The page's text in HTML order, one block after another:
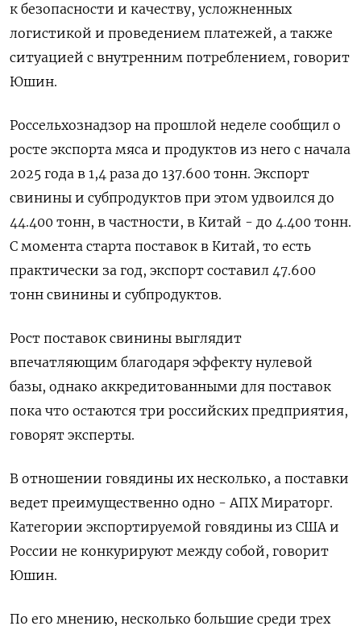
к безопасности и качеству, усложненных
логистикой и проведением платежей, а также
ситуацией с внутренним потреблением, говорит
Юшин.
Россельхознадзор на прошлой неделе сообщил о
росте экспорта мяса и продуктов из него с начала
2025 года в 1,4 раза до 137.600 тонн. Экспорт
свинины и субпродуктов при этом удвоился до
44.400 тонн, в частности, в Китай - до 4.400 тонн.
С момента старта поставок в Китай, то есть
практически за год, экспорт составил 47.600
тонн свинины и субпродуктов.
Рост поставок свинины выглядит
впечатляющим благодаря эффекту нулевой
базы, однако аккредитованными для поставок
пока что остаются три российских предприятия,
говорят эксперты.
В отношении говядины их несколько, а поставки
ведет преимущественно одно - АПХ Мираторг.
Категории экспортируемой говядины из США и
России не конкурируют между собой, говорит
Юшин.
По его мнению, несколько большие среди трех